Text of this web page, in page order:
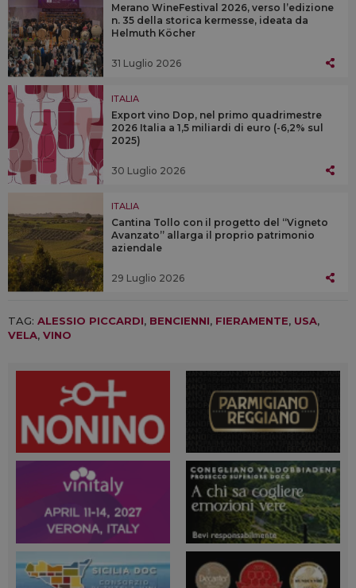
Merano WineFestival 2026, verso l’edizione
n. 35 della storica kermesse, ideata da
Helmuth Köcher
31 Luglio 2026
ITALIA
Export vino Dop, nel primo quadrimestre
2026 Italia a 1,5 miliardi di euro (-6,2% sul
2025)
30 Luglio 2026
ITALIA
Cantina Tollo con il progetto del “Vigneto
Avanzato” allarga il proprio patrimonio
aziendale
29 Luglio 2026
TAG: ALESSIO PICCARDI, BENCIENNI, FIERAMENTE, USA,
VELA, VINO